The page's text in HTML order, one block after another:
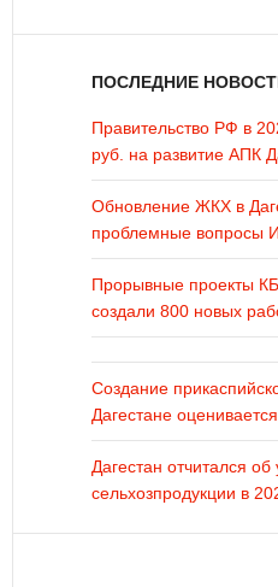
ПОСЛЕДНИЕ
Правительство РФ в
руб. на развитие АПК
Обновление ЖКХ в
проблемные вопросы
Прорывные проекты
создали 800 новых
Создание
Дагестане
Дагестан отчитался
сельхозпродукции в